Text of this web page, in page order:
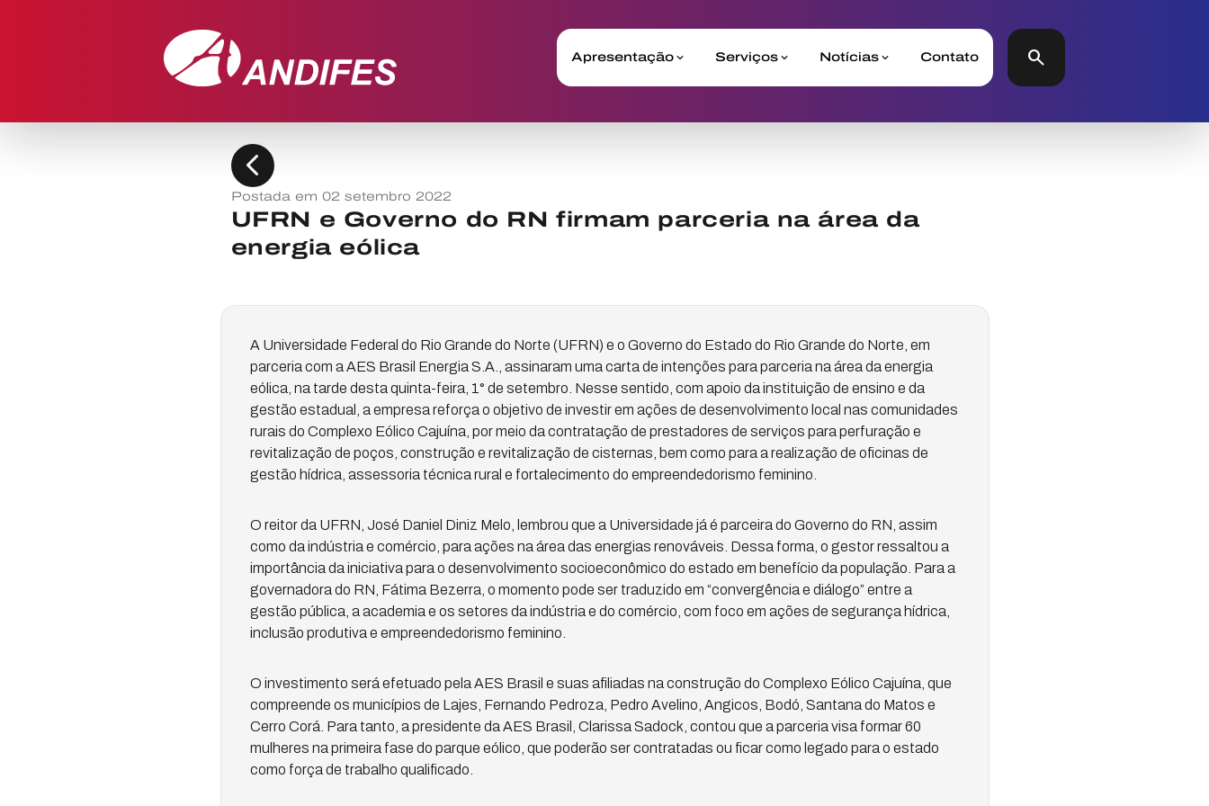
Apresentação Serviços Notícias Contato search
chevron_left
Postada em 02 setembro 2022
UFRN e Governo do RN firmam parceria na área da
energia eólica
A Universidade Federal do Rio Grande do Norte (UFRN) e o Governo do Estado do Rio Grande do Norte, em
parceria com a AES Brasil Energia S.A., assinaram uma carta de intenções para parceria na área da energia
eólica, na tarde desta quinta-feira, 1° de setembro. Nesse sentido, com apoio da instituição de ensino e da
gestão estadual, a empresa reforça o objetivo de investir em ações de desenvolvimento local nas comunidades
rurais do Complexo Eólico Cajuína, por meio da contratação de prestadores de serviços para perfuração e
revitalização de poços, construção e revitalização de cisternas, bem como para a realização de oficinas de
gestão hídrica, assessoria técnica rural e fortalecimento do empreendedorismo feminino.
O reitor da UFRN, José Daniel Diniz Melo, lembrou que a Universidade já é parceira do Governo do RN, assim
como da indústria e comércio, para ações na área das energias renováveis. Dessa forma, o gestor ressaltou a
importância da iniciativa para o desenvolvimento socioeconômico do estado em benefício da população. Para a
governadora do RN, Fátima Bezerra, o momento pode ser traduzido em “convergência e diálogo” entre a
gestão pública, a academia e os setores da indústria e do comércio, com foco em ações de segurança hídrica,
inclusão produtiva e empreendedorismo feminino.
O investimento será efetuado pela AES Brasil e suas afiliadas na construção do Complexo Eólico Cajuína, que
compreende os municípios de Lajes, Fernando Pedroza, Pedro Avelino, Angicos, Bodó, Santana do Matos e
Cerro Corá. Para tanto, a presidente da AES Brasil, Clarissa Sadock, contou que a parceria visa formar 60
mulheres na primeira fase do parque eólico, que poderão ser contratadas ou ficar como legado para o estado
como força de trabalho qualificado.